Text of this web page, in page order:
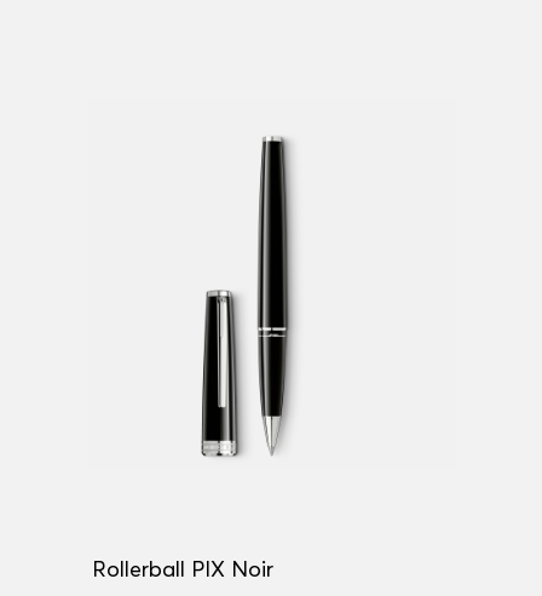
Rollerball PIX Noir